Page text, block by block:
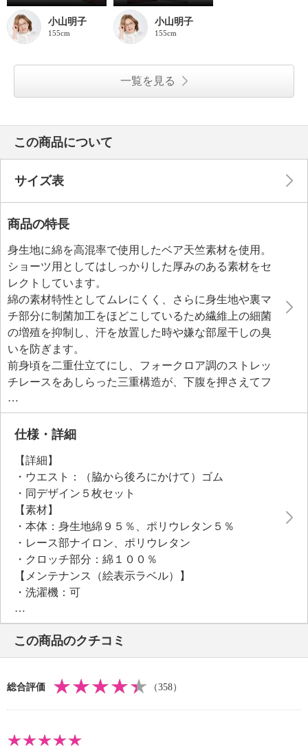
小山明子
155cm
小山明子
155cm
一覧を見る
この商品について
サイズ表
商品の特長
身生地に綿を高混率で使用したベア天竺素材を使用。
ショーツ用としてはしっかりした厚みのある素材をセ
レクトしています。
綿の素材特性としてムレにくく、さらに身生地や裏マ
チ部分に制菌加工をほどこしているため繊維上の細菌
の増殖を抑制し、汗を放置した時や嫌な部屋干しの臭
いを防ぎます。
前身頃を二重仕立てにし、フォークロア調のストレッ
チレースをあしらった三重構造が、下腹を押さえてフ
ラットに見せてくれます。
後ろヒップ下には共布の裏打ちとゴムを配し、ズレ上
がりや食い込みを抑えてお尻の位置をしっかりキー
マチはふらし仕様のため、ナプキンなどシートの羽根
を収めて使用したり、つまみ洗いも簡単です。
洗濯絵表示はプリントネームで、チクチクしにくい肌
当たりもポイント。
●普段と同じサイズをおすすめ。
迷われた場合は、ゆったりかまたはぴったりか、お好
みのはき心地でセレクトしてください。
仕様・詳細
【詳細】
・ウエスト：（脇から後ろにかけて）ゴム
・同デザイン５枚セット
【素材】
・本体：身生地綿９５％、ポリウレタン５％
・レース部ナイロン、ポリウレタン
・クロッチ部分：綿１００％
【メンテナンス（絵表示ラベル）】
・洗濯機：可
・漂白処理：塩素系・酸素系漂白不可
・タンブル乾燥：不可
・自然乾燥：日陰の吊り干し
・アイロン仕上げ：不可
【メンテナンス（ケアラベル）】
・ネット使用
・中国製
この商品のクチコミ
総合評価 （358）